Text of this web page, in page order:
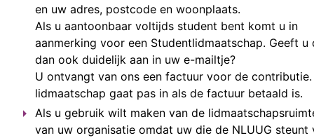
en uw adres, postcode en woonplaats.
Als u aantoonbaar voltijds student bent komt u in
aanmerking voor een Studentlidmaatschap. Geeft u
dan ook duidelijk aan in uw e-mailtje?
U ontvangt van ons een factuur voor de
lidmaatschap gaat pas in als de factuur betaald is.
Als u gebruik wilt maken van de
van uw organisatie omdat uw die de NLUUG steunt